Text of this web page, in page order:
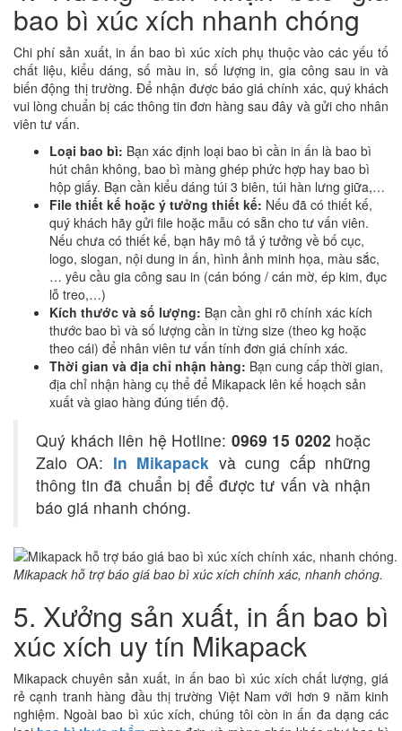
bao bì xúc xích nhanh chóng
Chi phí sản xuất, in ấn bao bì xúc xích phụ thuộc vào các yếu tố
chất liệu, kiểu dáng, số màu in, số lượng in, gia công sau in và
biến động thị trường. Để nhận được báo giá chính xác, quý khách
vui lòng chuẩn bị các thông tin đơn hàng sau đây và gửi cho nhân
viên tư vấn.
Loại bao bì: Bạn xác định loại bao bì cần in ấn là bao bì
hút chân không, bao bì màng ghép phức hợp hay bao bì
hộp giấy. Bạn cần kiểu dáng túi 3 biên, túi hàn lưng giữa,…
File thiết kế hoặc ý tưởng thiết kế: Nếu đã có thiết kế,
quý khách hãy gửi file hoặc mẫu có sẵn cho tư vấn viên.
Nếu chưa có thiết kế, bạn hãy mô tả ý tưởng về bố cục,
logo, slogan, nội dung in ấn, hình ảnh minh họa, màu sắc,
… yêu cầu gia công sau in (cán bóng / cán mờ, ép kim, đục
lỗ treo,…)
Kích thước và số lượng: Bạn cần ghi rõ chính xác kích
thước bao bì và số lượng cần in từng size (theo kg hoặc
theo cái) để nhân viên tư vấn tính đơn giá chính xác.
Thời gian và địa chỉ nhận hàng: Bạn cung cấp thời gian,
địa chỉ nhận hàng cụ thể để Mikapack lên kế hoạch sản
xuất và giao hàng đúng tiến độ.
Quý khách liên hệ Hotline: 0969 15 0202 hoặc
Zalo OA: In Mikapack và cung cấp những
thông tin đã chuẩn bị để được tư vấn và nhận
báo giá nhanh chóng.
Mikapack hỗ trợ báo giá bao bì xúc xích chính xác, nhanh chóng.
5. Xưởng sản xuất, in ấn bao bì
xúc xích uy tín Mikapack
Mikapack chuyên sản xuất, in ấn bao bì xúc xích chất lượng, giá
rẻ cạnh tranh hàng đầu thị trường Việt Nam với hơn 9 năm kinh
nghiệm. Ngoài bao bì xúc xích, chúng tôi còn in ấn đa dạng các